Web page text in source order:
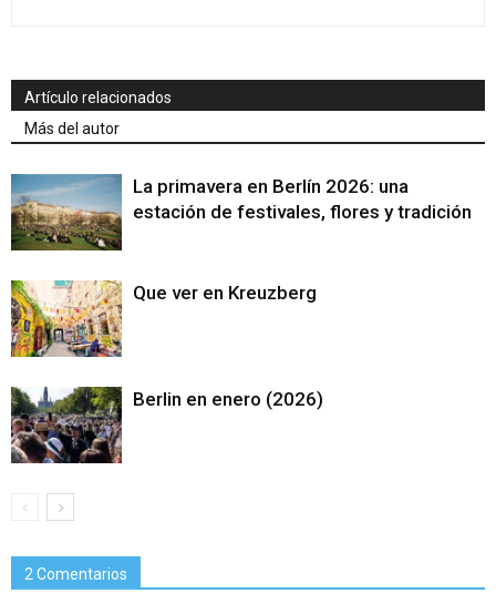
Artículo relacionados
Más del autor
La primavera en Berlín 2026: una
estación de festivales, flores y tradición
Que ver en Kreuzberg
Berlin en enero (2026)
2 Comentarios